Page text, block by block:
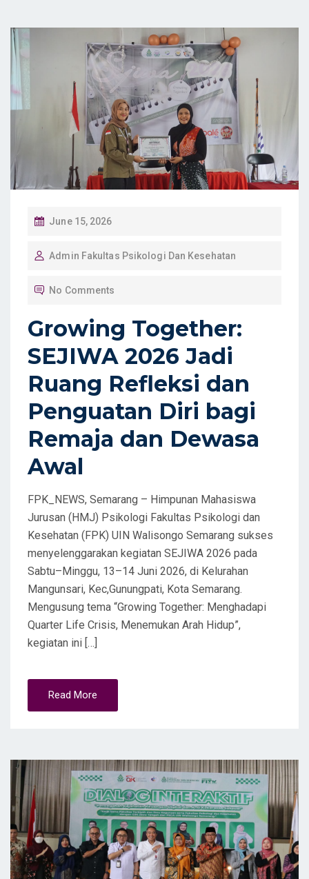
P
S
O
N
June 15, 2026
Admin Fakultas Psikologi Dan Kesehatan
No Comments
Growing Together:
SEJIWA 2026 Jadi
Ruang Refleksi dan
Penguatan Diri bagi
Remaja dan Dewasa
Awal
FPK_NEWS, Semarang – Himpunan Mahasiswa
Jurusan (HMJ) Psikologi Fakultas Psikologi dan
Kesehatan (FPK) UIN Walisongo Semarang sukses
menyelenggarakan kegiatan SEJIWA 2026 pada
Sabtu–Minggu, 13–14 Juni 2026, di Kelurahan
Mangunsari, Kec,Gunungpati, Kota Semarang.
Mengusung tema “Growing Together: Menghadapi
Quarter Life Crisis, Menemukan Arah Hidup”,
kegiatan ini […]
Read More